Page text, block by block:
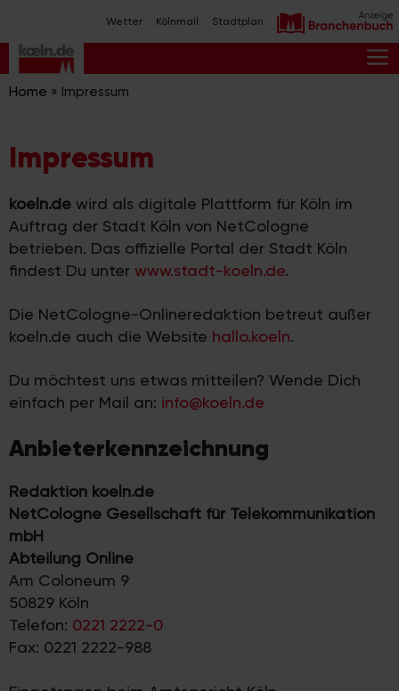
Inhalt
springen
Wetter Kölnmail Stadtplan
Home » Impressum
Impressum
koeln.de wird als digitale Plattform für Köln im
Auftrag der Stadt Köln von NetCologne
betrieben. Das offizielle Portal der Stadt Köln
findest Du unter www.stadt-koeln.de.
Die NetCologne-Onlineredaktion betreut außer
koeln.de auch die Website hallo.koeln.
Du möchtest uns etwas mitteilen? Wende Dich
einfach per Mail an: info@koeln.de
Anbieterkennzeichnung
Redaktion koeln.de
NetCologne Gesellschaft für Telekommunikation
mbH
Abteilung Online
Am Coloneum 9
50829 Köln
Telefon: 0221 2222-0
Fax: 0221 2222-988